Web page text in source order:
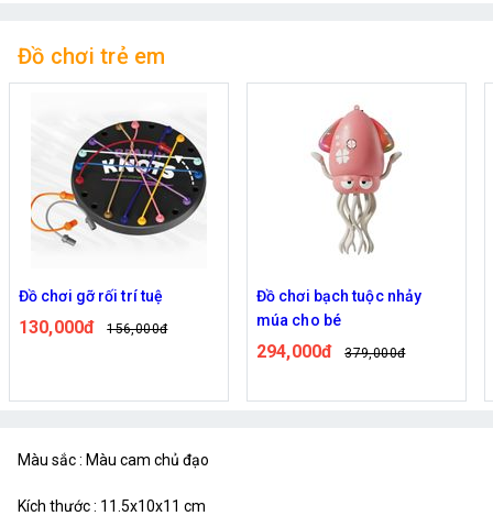
Đồ chơi trẻ em
Đồ chơi gỡ rối trí tuệ
130,000đ 156,000đ
Đồ chơi bạch tuộc nhảy
múa cho bé
294,000đ 379,000đ
Màu sắc : Màu cam chủ đạo
Kích thước : 11.5x10x11 cm